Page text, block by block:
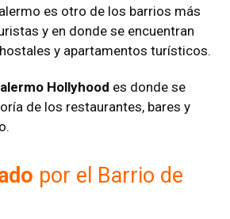
es otro de los barrios más
y en donde se encuentran
y apartamentos turísticos.
Hollyhood es donde se
de los restaurantes, bares y
por el Barrio de